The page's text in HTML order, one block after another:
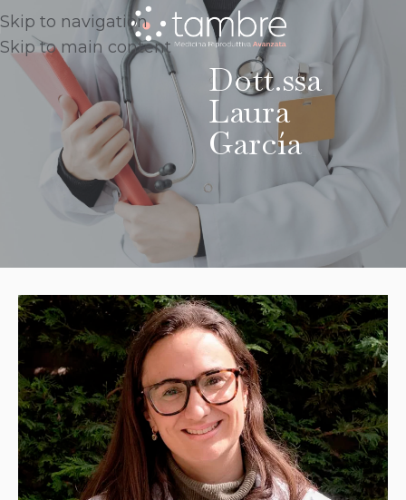
Skip to navigation
Skip to main content
Dott.ssa
Laura
García